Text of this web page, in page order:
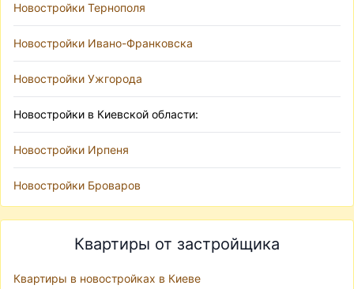
Новостройки Тернополя
Новостройки Ивано-Франковска
Новостройки Ужгорода
Новостройки в Киевской области:
Новостройки Ирпеня
Новостройки Броваров
Квартиры от застройщика
Квартиры в новостройках в Киеве